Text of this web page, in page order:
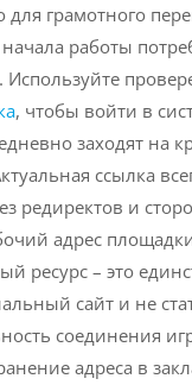
для грамотного
работы
Используйте
, чтобы войти в
заходят на
ссылка
редиректов и
адрес
ресурс – это
сайт и не
соединения
адреса в